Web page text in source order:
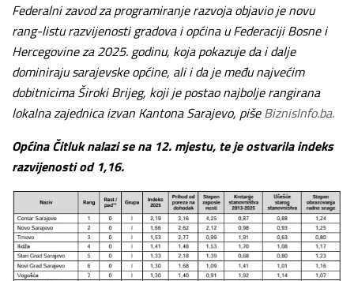
Federalni zavod za programiranje razvoja objavio je novu
rang-listu razvijenosti gradova i općina u Federaciji Bosne i
Hercegovine za 2025. godinu, koja pokazuje da i dalje
dominiraju sarajevske općine, ali i da je među najvećim
dobitnicima Široki Brijeg, koji je postao najbolje rangirana
lokalna zajednica izvan Kantona Sarajevo, pišeBiznisInfo.ba.
Općina Čitluk nalazi se na 12. mjestu, te je ostvarila indeks
razvijenosti od 1,16.